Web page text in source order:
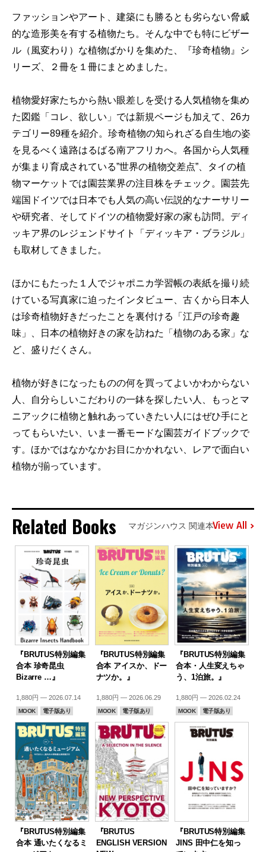
ファッションやアート、建築にも勝るとも劣らない脅威
的な造形美を有する植物たち。そんな中でも特にビザー
ル（風変わり）な植物ばかりを集めた、『珍奇植物』シ
リーズ、２冊を１冊にまとめました。
植物愛好家たちから熱い眼差しを受ける人気植物を集め
た図鑑「コレ、欲しい」では新規ページも加えて、26カ
テゴリー89種を紹介。珍奇植物の知られざる自生地の姿
を見るべく遠路はるばる南アフリカへ。各国から人気種
が集まり育成されている”世界の植物交差点”、タイの植
物マーケットでは園芸業界の注目株をチェック。園芸先
端国ドイツでは日本でも人気の高い伝説的なナーサリー
や研究者、そしてドイツの植物愛好家の家も訪問。ディ
ッキア界のレジェンドサイト「ディッキア・ブラジル」
も取材してきました。
ほかにもたった１人でジャポニカ学習帳の表紙を撮り続
けている写真家に迫ったインタビュー、古くから日本人
は珍奇植物好きだったことを裏付ける「江戸の珍奇趣
味」、日本の植物好きの家を訪ねた「植物のある家」な
ど、盛りだくさん。
植物が好きになったものの何を買ってよいかわからない
人、自分らしいこだわりの一鉢を探したい人、もっとマ
ニアックに植物と触れあっていきたい人にはぜひ手にと
ってもらいたい、いま一番モードな園芸ガイドブックで
す。ほかではなかなかお目にかかれない、レアで面白い
植物が揃っています。
Related Books マガジンハウス 関連本View All
『BRUTUS特別編集
合本 珍奇昆虫
Bizarre …』
1,880円 — 2026.07.14
MOOK 電子版あり
『BRUTUS特別編集
合本 アイスか、ドー
ナツか。』
1,880円 — 2026.06.29
MOOK 電子版あり
『BRUTUS特別編集
合本・人生変えちゃ
う、1泊旅。』
1,880円 — 2026.02.24
MOOK 電子版あり
『BRUTUS特別編集
合本 通いたくなるミ
『BRUTUS
ENGLISH VERSION
『BRUTUS特別編集
JINS 田中仁を知っ